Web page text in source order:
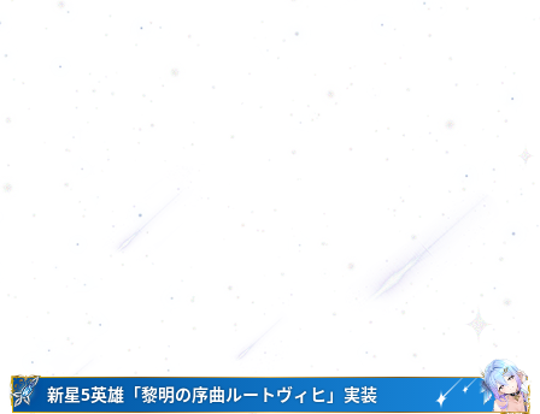
新星5英雄「黎明の序曲ルートヴィヒ」実装